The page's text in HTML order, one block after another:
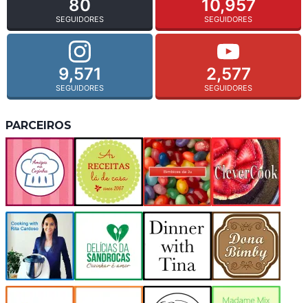
80
SEGUIDORES
10,957
SEGUIDORES
9,571
SEGUIDORES
2,577
SEGUIDORES
PARCEIROS